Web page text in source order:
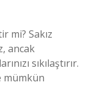
mi? Sakız
ancak
sıkılaştırır.
mümkün